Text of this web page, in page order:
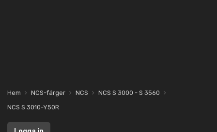
Hem NCS-färger NCS
NCS S 3000 - S 3560
NCS S 3010-Y50R